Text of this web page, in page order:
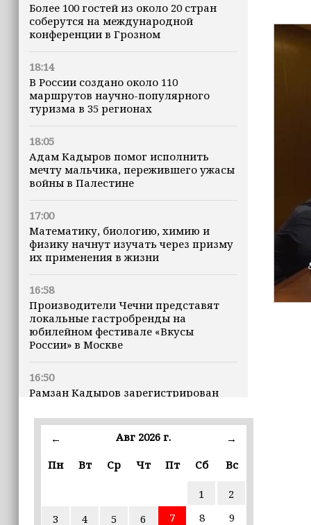
Более 100 гостей из около 20 стран
соберутся на международной
конференции в Грозном
18:14
В России создано около 110
маршрутов научно-популярного
туризма в 35 регионах
18:05
Адам Кадыров помог исполнить
мечту мальчика, пережившего ужасы
войны в Палестине
17:00
Математику, биологию, химию и
физику начнут изучать через призму
их применения в жизни
16:58
Производители Чечни представят
локальные гастробренды на
юбилейном фестивале «Вкусы
России» в Москве
16:50
Рамзан Кадыров зарегистрирован
16:47
землетрясения, рассказала
16:12
← Авг 2026 г.
→
Пн
Вт Ср Чт Пт Сб Вс
1
2
3
4 5 6 7 8
9